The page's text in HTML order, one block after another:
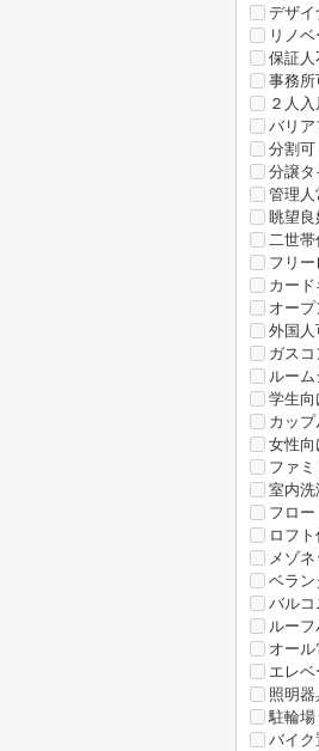
デザイ
リノ
保証人
事務所
２人
バリア
分割可
分譲タ
管理人
眺望良
二世帯
フリー
カード
オー
外国人
ガス
ルー
学生向
カップ
女性向
ファ
室内洗
フロ
ロフト
メゾネ
ベラン
バルコ
ルー
オー
エレベ
照明器
駐輪場
バイク